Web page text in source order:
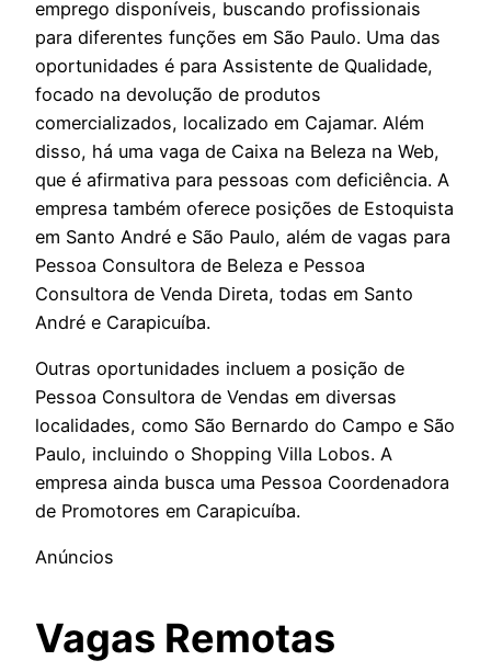
emprego disponíveis, buscando profissionais
para diferentes funções em São Paulo. Uma das
oportunidades é para Assistente de Qualidade,
focado na devolução de produtos
comercializados, localizado em Cajamar. Além
disso, há uma vaga de Caixa na Beleza na Web,
que é afirmativa para pessoas com deficiência. A
empresa também oferece posições de Estoquista
em Santo André e São Paulo, além de vagas para
Pessoa Consultora de Beleza e Pessoa
Consultora de Venda Direta, todas em Santo
André e Carapicuíba.
Outras oportunidades incluem a posição de
Pessoa Consultora de Vendas em diversas
localidades, como São Bernardo do Campo e São
Paulo, incluindo o Shopping Villa Lobos. A
empresa ainda busca uma Pessoa Coordenadora
de Promotores em Carapicuíba.
Anúncios
Vagas Remotas